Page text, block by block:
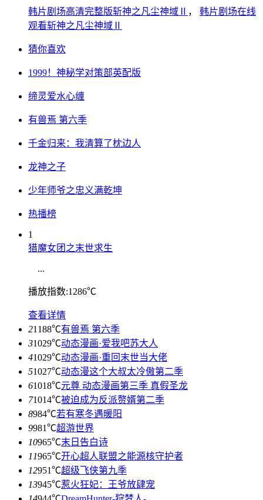
韩片剧场高清完整版斩神之凡尘神域Ⅱ ，
韩片剧场在线
观看斩神之凡尘神域Ⅱ
猜你喜欢
1999！神秘学对策部英配版
缔灵爱水心缠
有兽焉 第六季
千金归来：我清算了枕边人
龙神之子
少年师爷之忠义满乾坤
热播榜
1
猎魔女团之末世求生
...
播放指数:1286℃
查看详情
21188℃有兽焉 第六季
31029℃动态漫画·爱我吧苏大人
41029℃动态漫画·重回末世当大佬
51027℃动态漫这个大叔太冷傲第二季
61018℃元尊 动态漫画第三季 真假圣龙
71014℃被迫成为反派赘婿第二季
8984℃若有寒冬遇暖阳
9981℃超游世界
10965℃末日告白诗
11965℃开心超人联盟之能源核守护者
12951℃超级飞侠第九季
13945℃惹火狂妃：王爷放肆宠